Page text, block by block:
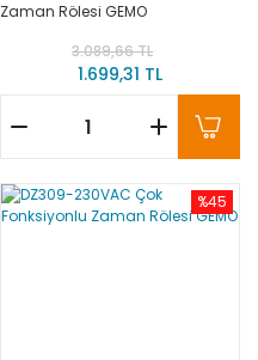
Zaman Rölesi GEMO
3.089,66 TL
1.699,31 TL
%45